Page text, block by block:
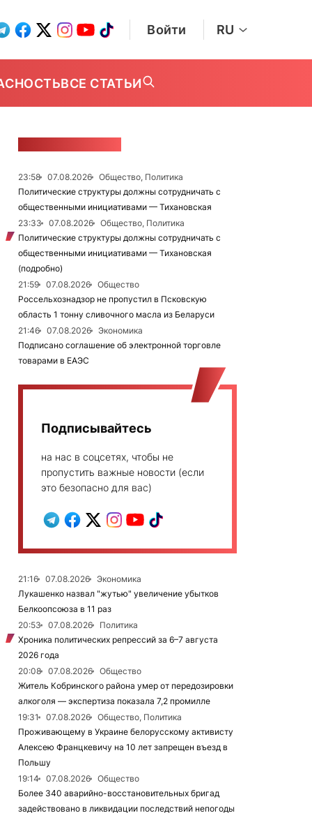
Войти RU
ВСЕ СТАТЬИ
23:58 07.08.2026
Общество, Политика
Политические структуры должны сотрудничать с
общественными инициативами — Тихановская
23:33
07.08.2026
Общество, Политика
Политические структуры должны сотрудничать с
общественными инициативами — Тихановская
(подробно)
21:59
07.08.2026
Общество
Россельхознадзор не пропустил в Псковскую
область 1 тонну сливочного масла из Беларуси
21:46
07.08.2026
Экономика
Подписано соглашение об электронной торговле
товарами в ЕАЭС
Подписывайтесь
на нас в соцсетях, чтобы не
пропустить важные новости (если
это безопасно для вас)
21:16 07.08.2026
Экономика
Лукашенко назвал "жутью" увеличение убытков
Белкоопсоюза в 11 раз
20:53
07.08.2026
Политика
Хроника политических репрессий за 6–7 августа
2026 года
20:08
07.08.2026
Общество
Житель Кобринского района умер от передозировки
алкоголя — экспертиза показала 7,2 промилле
19:31
07.08.2026
Общество, Политика
Проживающему в Украине белорусскому активисту
Алексею Францкевичу на 10 лет запрещен въезд в
Польшу
19:14
07.08.2026
Общество
Более 340 аварийно-восстановительных бригад
задействовано в ликвидации последствий непогоды